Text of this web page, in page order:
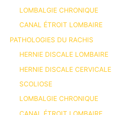
LOMBALGIE CHRONIQUE
CANAL ÉTROIT LOMBAIRE
PATHOLOGIES DU RACHIS
HERNIE DISCALE LOMBAIRE
HERNIE DISCALE CERVICALE
SCOLIOSE
LOMBALGIE CHRONIQUE